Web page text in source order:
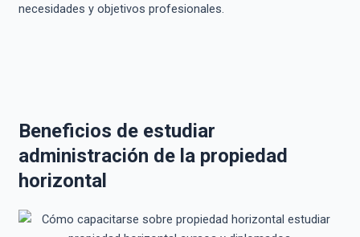
necesidades y objetivos profesionales.
Beneficios de estudiar
administración de la propiedad
horizontal